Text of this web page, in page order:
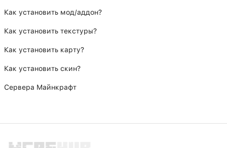
Как установить мод/аддон?
Как установить текстуры?
Как установить карту?
Как установить скин?
Сервера Майнкрафт